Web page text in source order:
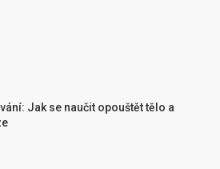
Jak se naučit opouštět tělo a